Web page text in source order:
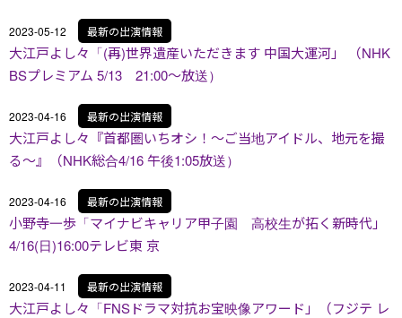
2023-05-12 最新の出演情報
大江戸よし々「(再)世界遺産いただきます 中国大運河」 （NHK
BSプレミアム 5/13 21:00～放送）
2023-04-16 最新の出演情報
大江戸よし々『首都圏いちオシ！〜ご当地アイドル、地元を撮
る〜』（NHK総合4/16 午後1:05放送）
2023-04-16 最新の出演情報
小野寺一歩「マイナビキャリア甲子園 高校生が拓く新時代」
4/16(日)16:00テレビ東 京
2023-04-11 最新の出演情報
大江戸よし々「FNSドラマ対抗お宝映像アワード」（フジテ レ